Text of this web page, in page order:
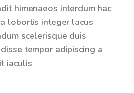
himenaeos interdum hac
lobortis integer lacus
scelerisque duis
tempor adipiscing a
iaculis.